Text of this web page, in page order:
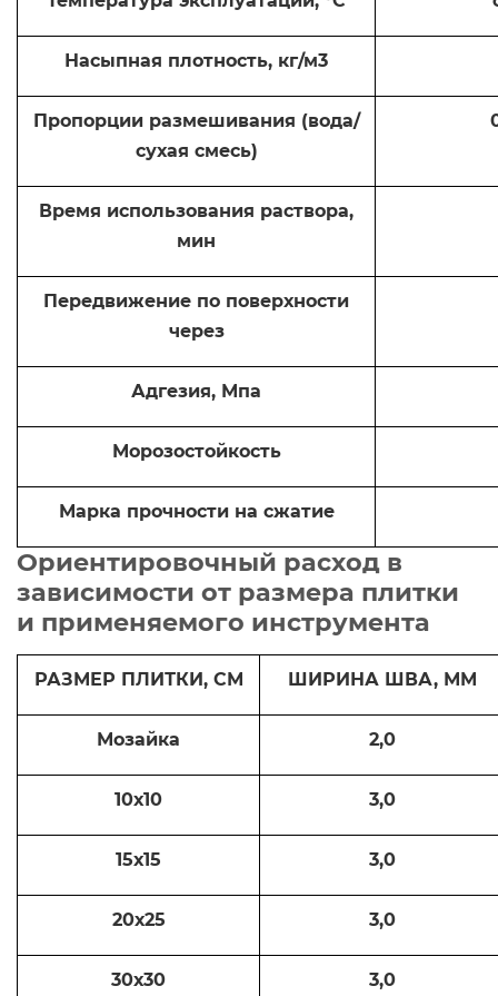
Насыпная плотность, кг/м3
Пропорции размешивания (вода/
сухая смесь)
Время использования раствора,
мин
Передвижение по поверхности
через
Адгезия, Мпа
Морозостойкость
Марка прочности на сжатие
Ориентировочный расход в
зависимости от размера плитки
и применяемого инструмента
РАЗМЕР ПЛИТКИ, СМ ШИРИНА ШВА, ММ
Мозайка 2,0
10х10 3,0
15х15 3,0
20х25 3,0
30х30 3,0